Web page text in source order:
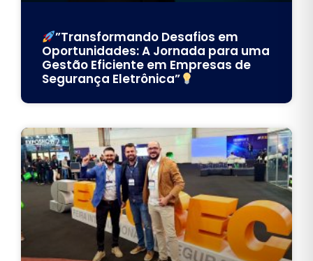
”Transformando Desafios em
Oportunidades: A Jornada para uma
Gestão Eficiente em Empresas de
Segurança Eletrônica”